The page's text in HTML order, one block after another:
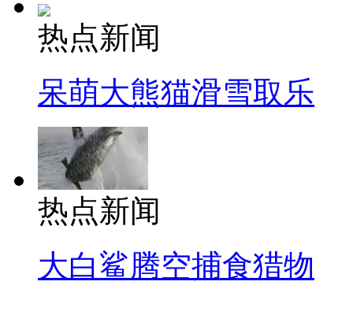
热点新闻
呆萌大熊猫滑雪取乐
热点新闻
大白鲨腾空捕食猎物